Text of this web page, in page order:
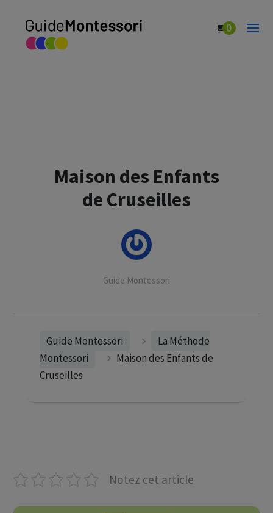
0
Maison des Enfants
de Cruseilles
Guide Montessori
Guide Montessori
La Méthode
Montessori
Maison des Enfants de
Cruseilles
Notez cet article